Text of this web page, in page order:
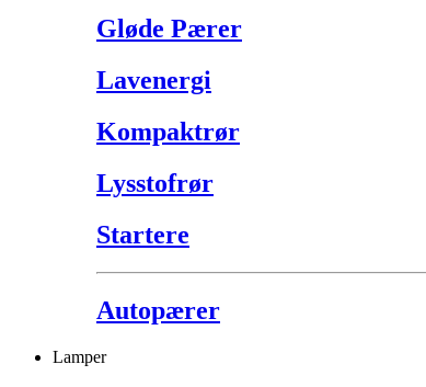
Gløde Pærer
Lavenergi
Kompaktrør
Lysstofrør
Startere
Autopærer
Lamper